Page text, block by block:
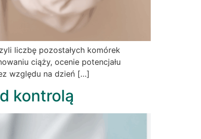
liczbę pozostałych komórek
ciąży, ocenie potencjału
względu na dzień […]
kontrolą